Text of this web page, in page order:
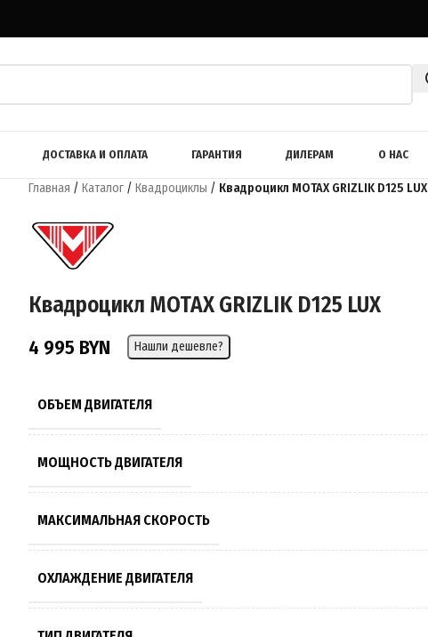
ДОСТАВКА И ОПЛАТА ГАРАНТИЯ ДИЛЕРАМ О НАС
Главная / Каталог/ Квадроциклы / Квадроцикл MOTAX GRIZLIK D125 LUX
Квадроцикл MOTAX GRIZLIK D125 LUX
4 995 BYN Нашли дешевле?
ОБЪЕМ ДВИГАТЕЛЯ
МОЩНОСТЬ ДВИГАТЕЛЯ
МАКСИМАЛЬНАЯ СКОРОСТЬ
ОХЛАЖДЕНИЕ ДВИГАТЕЛЯ